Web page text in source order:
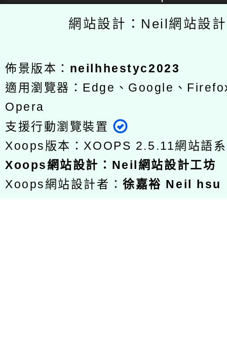
網站設計：Neil網站設
佈景版本： neilhhestyc2023
適用瀏覽器：Edge、Google、
Opera
支援行動瀏覽裝置
Xoops版本： XOOPS 2.5.11網站語
Xoops網站設計 ： Neil網站設計工坊
Xoops網站設計者：徐嘉裕 Neil hsu